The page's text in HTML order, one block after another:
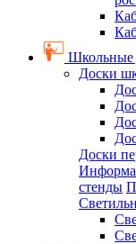
Школьные
Доски
Доски
стенды